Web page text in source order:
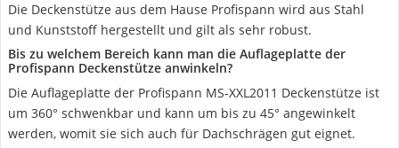
Die Deckenstütze aus dem Hause Profispann wird aus Stahl
und Kunststoff hergestellt und gilt als sehr robust.
Bis zu welchem Bereich kann man die Auflageplatte der
Profispann Deckenstütze anwinkeln?
Die Auflageplatte der Profispann MS-XXL2011 Deckenstütze ist
um 360° schwenkbar und kann um bis zu 45° angewinkelt
werden, womit sie sich auch für Dachschrägen gut eignet.